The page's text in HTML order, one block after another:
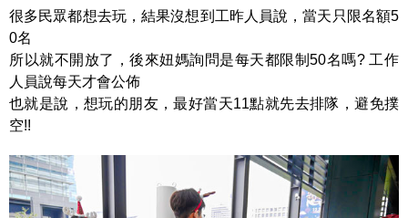
很多民眾都想去玩，結果沒想到工昨人員說，當天只限名額5
0名
所以就不開放了，後來妞媽詢問是每天都限制50名嗎? 工作
人員說每天才會公佈
也就是說，想玩的朋友，最好當天11點就先去排隊，避免撲
空!!